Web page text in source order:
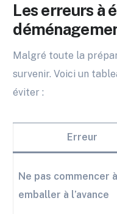
Les erreurs à
Malgré toute la
survenir. Voici un
éviter :
Erreur
Ne pas commencer à
emballer à l’avance